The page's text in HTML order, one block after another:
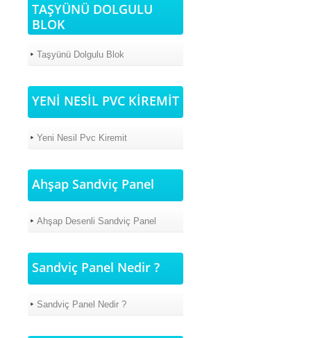
TAŞYÜNÜ DOLGULU
BLOK
Taşyünü Dolgulu Blok
YENİ NESİL PVC KİREMİT
Yeni Nesil Pvc Kiremit
Ahşap Sandviç Panel
Ahşap Desenli Sandviç Panel
Sandviç Panel Nedir ?
Sandviç Panel Nedir ?